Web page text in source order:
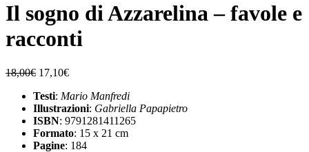
Il sogno di Azzarelina – favole e
racconti
18,00€ 17,10€
Testi: Mario Manfredi
Illustrazioni: Gabriella Papapietro
ISBN: 9791281411265
Formato: 15 x 21 cm
Pagine: 184